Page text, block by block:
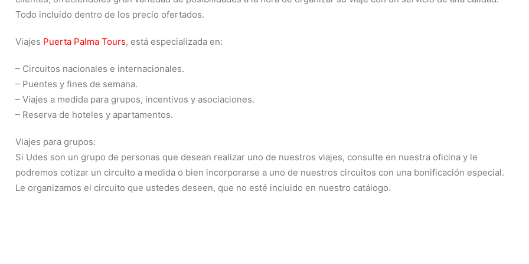
Todo incluido dentro de los precio ofertados.
Viajes Puerta Palma Tours, está especializada en:
– Circuitos nacionales e internacionales.
– Puentes y fines de semana.
– Viajes a medida para grupos, incentivos y asociaciones.
– Reserva de hoteles y apartamentos.
Viajes para grupos:
Si Udes son un grupo de personas que desean realizar uno de nuestros viajes, consulte en nuestra oficina y le
podremos cotizar un circuito a medida o bien incorporarse a uno de nuestros circuitos con una bonificación especial.
Le organizamos el circuito que ustedes deseen, que no esté incluido en nuestro catálogo.